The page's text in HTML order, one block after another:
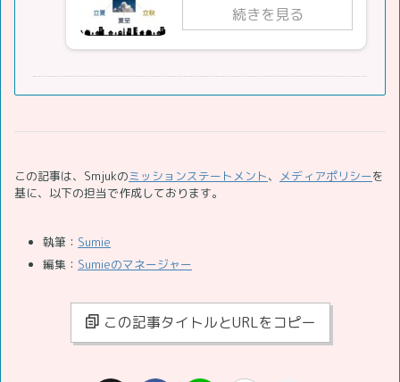
続きを見る
この記事は、Smjukのミッションステートメント、 メディアポリシーを
基に、以下の担当で作成しております。
執筆： Sumie
編集： Sumieのマネージャー
この記事タイトルとURLをコピー